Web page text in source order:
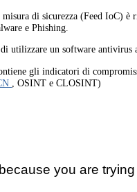
di sicurezza (Feed IoC) è
e Phishing.
utilizzare un software antivirus
gli indicatori di
, OSINT e CLOSINT)
you are